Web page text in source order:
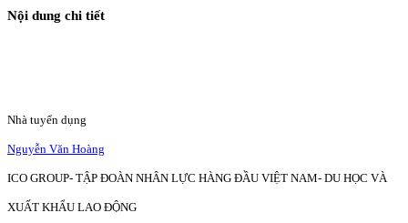
Nội dung chi tiết
Nhà tuyển dụng
Nguyễn Văn Hoàng
ICO GROUP- TẬP ĐOÀN NHÂN LỰC HÀNG ĐẦU VIỆT NAM- DU HỌC VÀ
XUẤT KHẨU LAO ĐỘNG